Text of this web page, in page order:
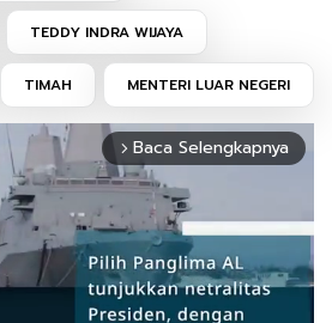
TEDDY INDRA WIJAYA
TIMAH MENTERI LUAR NEGERI
arrow_forward_ios Baca Selengkapnya